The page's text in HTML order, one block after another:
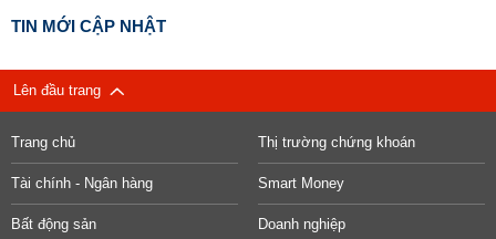
TIN MỚI CẬP NHẬT
Lên đầu trang
Trang chủ Thị trường chứng khoán
Tài chính - Ngân hàng Smart Money
Bất động sản Doanh nghiệp